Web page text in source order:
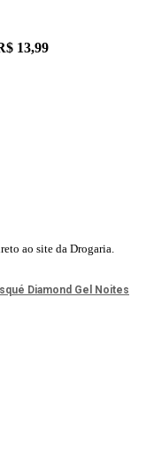
13,99
ao site da Drogaria.
Diamond Gel Noites